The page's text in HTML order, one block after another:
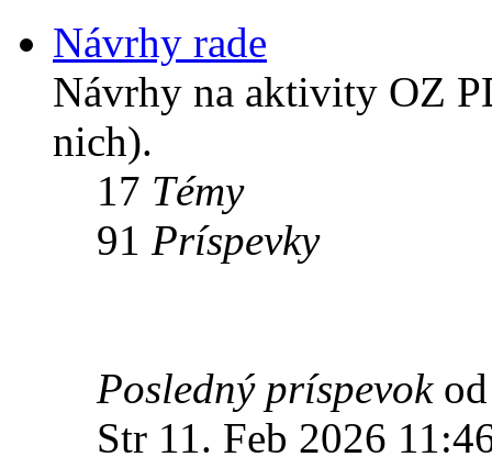
Návrhy rade
Návrhy na aktivity OZ
nich).
17 Témy
91 Príspevky
Posledný príspevok
Str 11. Feb 2026